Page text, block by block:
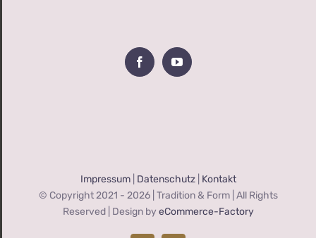
Impressum| Datenschutz| Kontakt
© Copyright 2021 - 2026 | Tradition & Form | All Rights
Reserved | Design by eCommerce-Factory